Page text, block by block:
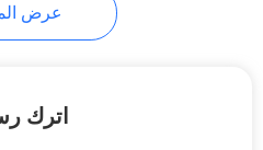
مكيف
عرض
اترك